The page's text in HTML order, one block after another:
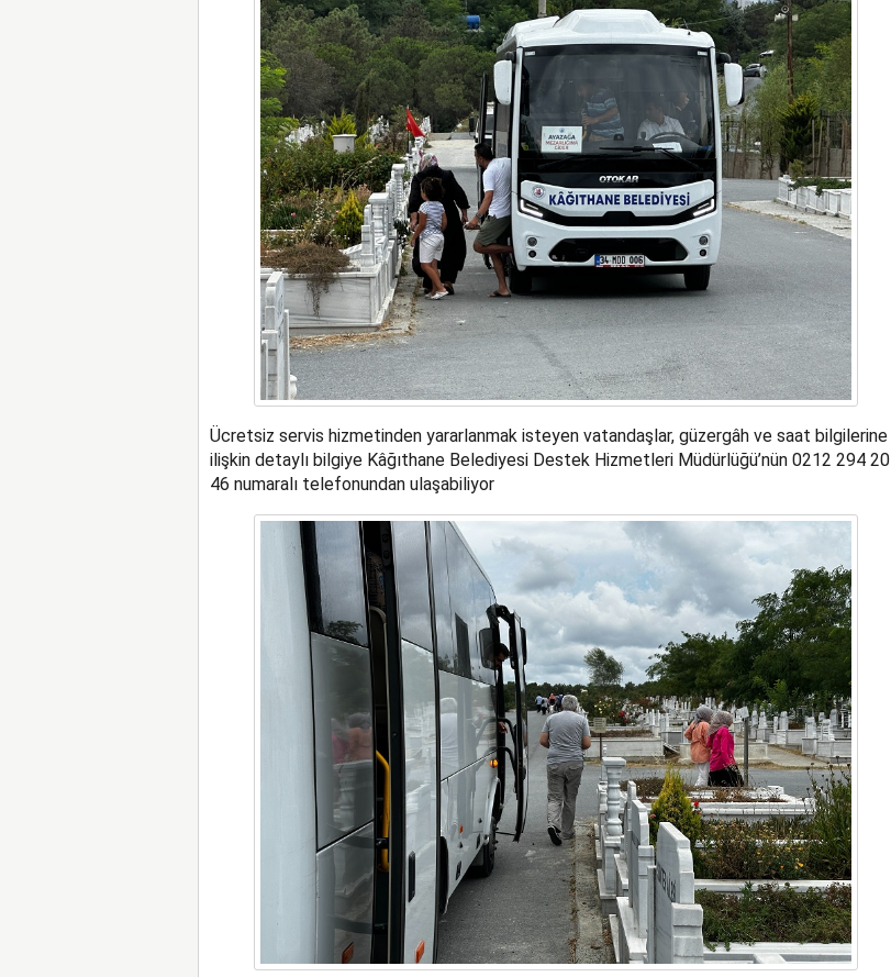
Ücretsiz servis hizmetinden yararlanmak isteyen vatandaşlar, güzergâh ve saat bilgilerine
ilişkin detaylı bilgiye Kâğıthane Belediyesi Destek Hizmetleri Müdürlüğü’nün 0212 294 20
46 numaralı telefonundan ulaşabiliyor